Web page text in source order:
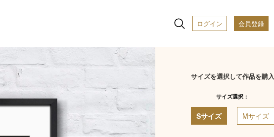
ログイン 会員登録
サイズを選択して作品を購入
サイズ選択：
Sサイズ Mサイズ